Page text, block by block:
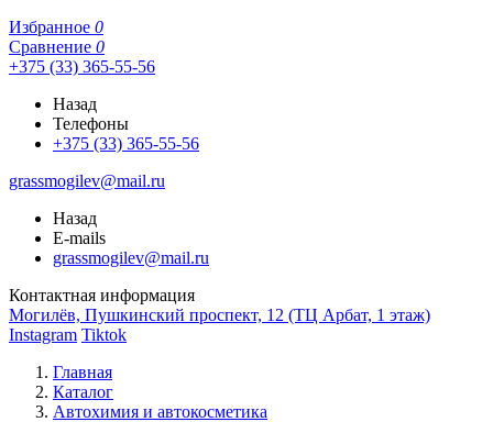
Избранное 0
Сравнение 0
+375 (33) 365-55-56
Назад
Телефоны
+375 (33) 365-55-56
grassmogilev@mail.ru
Назад
E-mails
grassmogilev@mail.ru
Контактная информация
Могилёв, Пушкинский проспект, 12 (ТЦ Арбат, 1 этаж)
Instagram Tiktok
Главная
Каталог
Автохимия и автокосметика